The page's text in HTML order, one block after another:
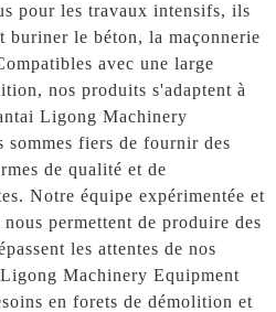
pour les travaux intensifs, ils
buriner le béton, la maçonnerie
avec une large
nos produits s'adaptent à
Ligong Machinery
fiers de fournir des
de qualité et de
Notre équipe expérimentée et
permettent de produire des
les attentes de nos
Machinery Equipment
en forets de démolition et